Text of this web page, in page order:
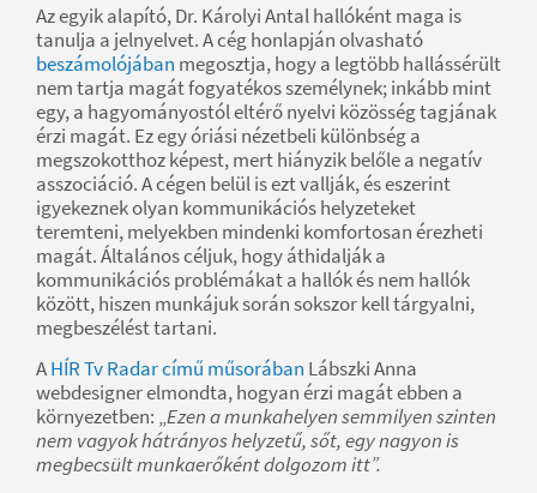
Az egyik alapító, Dr. Károlyi Antal hallóként maga is
tanulja a jelnyelvet. A cég honlapján olvasható
beszámolójában megosztja, hogy a legtöbb hallássérült
nem tartja magát fogyatékos személynek; inkább mint
egy, a hagyományostól eltérő nyelvi közösség tagjának
érzi magát. Ez egy óriási nézetbeli különbség a
megszokotthoz képest, mert hiányzik belőle a negatív
asszociáció. A cégen belül is ezt vallják, és eszerint
igyekeznek olyan kommunikációs helyzeteket
teremteni, melyekben mindenki komfortosan érezheti
magát. Általános céljuk, hogy áthidalják a
kommunikációs problémákat a hallók és nem hallók
között, hiszen munkájuk során sokszor kell tárgyalni,
megbeszélést tartani.
AHÍR Tv Radar című műsorában Lábszki Anna
webdesigner elmondta, hogyan érzi magát ebben a
környezetben: „Ezen a munkahelyen semmilyen szinten
nem vagyok hátrányos helyzetű, sőt, egy nagyon is
megbecsült munkaerőként dolgozom itt”.